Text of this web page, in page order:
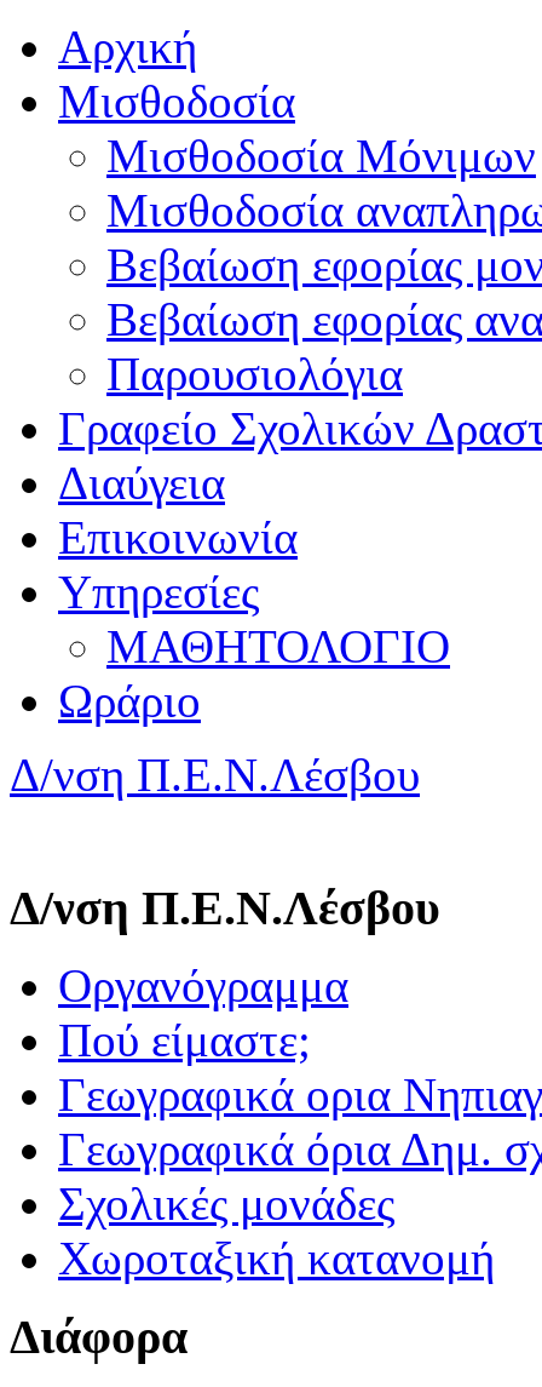
Αρχική
Μισθοδοσία
Μισθοδοσία Μόνιμων
Μισθοδοσία
Βεβαίωση εφορίας
Βεβαίωση εφορίας
Παρουσιολόγια
Γραφείο Σχολικών
Διαύγεια
Επικοινωνία
Υπηρεσίες
ΜΑΘΗΤΟΛΟΓΙΟ
Ωράριο
Δ/νση Π.Ε.Ν.Λέσβου
Δ/νση Π.Ε.Ν.Λέσβου
Οργανόγραμμα
Πού είμαστε;
Γεωγραφικά ορια
Γεωγραφικά όρια Δημ.
Σχολικές μονάδες
Χωροταξική κατανομή
Διάφορα